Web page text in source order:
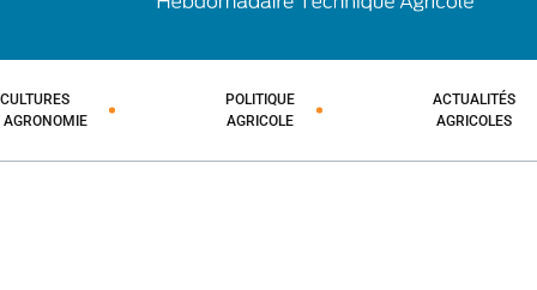
CULTURES
AGRONOMIE
POLITIQUE
AGRICOLE
ACTUALITÉS
AGRICOLES